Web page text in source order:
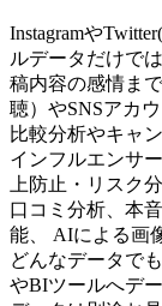
Instagramや
ルデータだけで
稿内容の感情ま
聴）やSNSアカ
比較分析やキャ
インフルエンサ
上防止・リスク
口コミ分析、本
能、 AIによる画
どんなデータで
やBIツールへデ